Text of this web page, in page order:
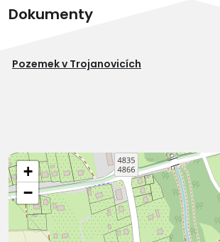
Dokumenty
Pozemek v Trojanovicích
+
−